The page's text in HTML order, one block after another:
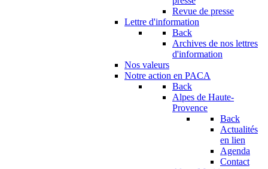
Revue de presse
Lettre d'information
Back
Archives de nos lettres
d'information
Nos valeurs
Notre action en PACA
Back
Alpes de Haute-
Provence
Back
Actualités
en lien
Agenda
Contact